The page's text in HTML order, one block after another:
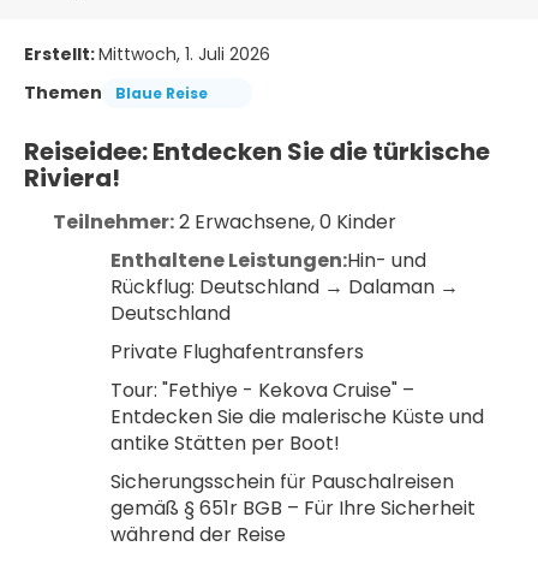
Erstellt:Mittwoch, 1. Juli 2026
Themen
Blaue Reise
Reiseidee: Entdecken Sie die türkische
Riviera!
Teilnehmer: 2 Erwachsene, 0 Kinder
Enthaltene Leistungen:Hin- und
Rückflug: Deutschland → Dalaman →
Deutschland
Private Flughafentransfers
Tour: "Fethiye - Kekova Cruise" –
Entdecken Sie die malerische Küste und
antike Stätten per Boot!
Sicherungsschein für Pauschalreisen
gemäß § 651r BGB – Für Ihre Sicherheit
während der Reise